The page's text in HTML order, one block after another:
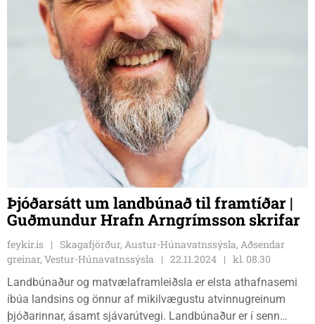
Þjóðarsátt um landbúnað til framtíðar |
Guðmundur Hrafn Arngrímsson skrifar
feykir.is
Skagafjörður, Austur-Húnavatnssýsla, Aðsendar
greinar, Vestur-Húnavatnssýsla
22.11.2024
kl. 08.30
Landbúnaður og matvælaframleiðsla er elsta athafnasemi
íbúa landsins og önnur af mikilvægustu atvinnugreinum
þjóðarinnar, ásamt sjávarútvegi. Landbúnaður er í senn